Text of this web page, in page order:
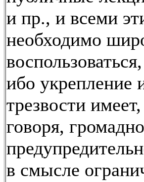
и пр., и всеми
необходимо
воспользоваться,
ибо укрепление
трезвости
говоря,
в смысле